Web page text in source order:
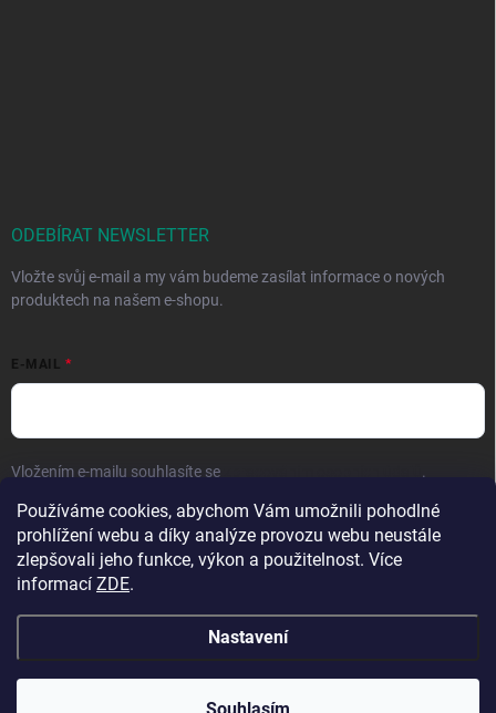
Používáme cookies, abychom Vám umožnili pohodlné
prohlížení webu a díky analýze provozu webu neustále
zlepšovali jeho funkce, výkon a použitelnost. Více
informací ZDE.
Nastavení
Přejeme krásné prázdniny! 🧡 | Vaše objednávky
ODEBÍRAT NEWSLETTER
Vložte svůj e-mail a my vám budeme zasílat informace o nových
produktech na našem e-shopu.
E-MAIL
Vložením e-mailu souhlasíte se .
Přihlásit se
Copyright 2026Hračky vzdělávačky. Všechna práva vyhrazena.Upravit
nastavení cookies